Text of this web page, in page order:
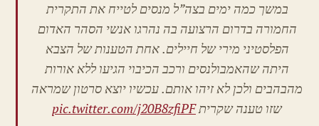
במשך כמה ימים בצה”ל מנסים לטייח את התקרית
החמורה בדרום הרצועה בה נהרגו אנשי הסהר האדום
הפלסטיני מירי של חיילים. אחת הטענות של הצבא
היתה שהאמבולנסים ורכב הכיבוי הגיעו ללא אורות
מהבהבים ולכן לא זיהו אותם. עכשיו יוצא סרטון שמראה
שזו טענה שקריתpic.twitter.com/j20B8zfiPF